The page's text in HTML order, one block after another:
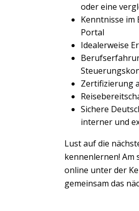
oder eine
Kenntnisse im
Portal
Idealerweise
Zertifizierung
Sichere
interner und
Lust auf die
kennenlernen! Am
online unter der
gemeinsam das